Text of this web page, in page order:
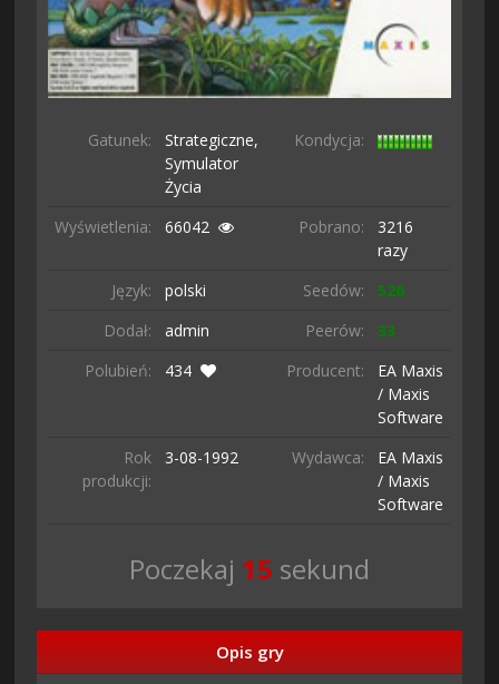
Gatunek:
Strategiczne,
Symulator
Życia
Kondycja:
Wyświetlenia: 66042 Pobrano:
3216
razy
Język:
polski Seedów:
526
Dodał:
admin Peerów:
33
Polubień:
434 Producent:
EA Maxis
/ Maxis
Software
Rok
produkcji:
3-08-1992 Wydawca:
EA Maxis
/ Maxis
Software
Poczekaj 14 sekund
Opis gry